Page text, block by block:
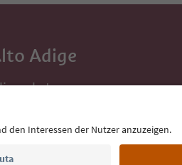
Adige
per le tue vacanze,